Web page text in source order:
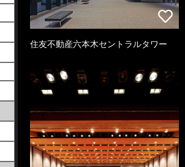
住友不動産六本木セントラルタワー